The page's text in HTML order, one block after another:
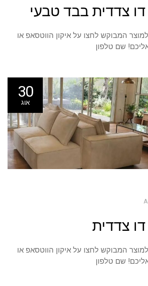
צדדית בבד טבעי
המבוקש לחצו על איקון הווטסאפ או
שם טלפון
30
אוג
צדדית
המבוקש לחצו על איקון הווטסאפ או
שם טלפון